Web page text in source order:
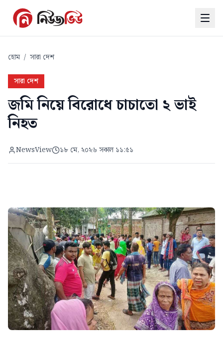
হোম / সারা দেশ
সারা দেশ
জমি নিয়ে বিরোধে চাচাতো ২ ভাই
নিহত
NewsView ১৮ মে, ২০২৬ সকাল ১১:৫১